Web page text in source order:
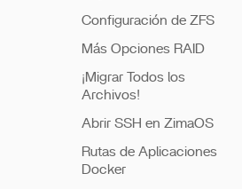
Configuración de ZFS
Más Opciones RAID
¡Migrar Todos los
Archivos!
Abrir SSH en ZimaOS
Rutas de Aplicaciones
Docker